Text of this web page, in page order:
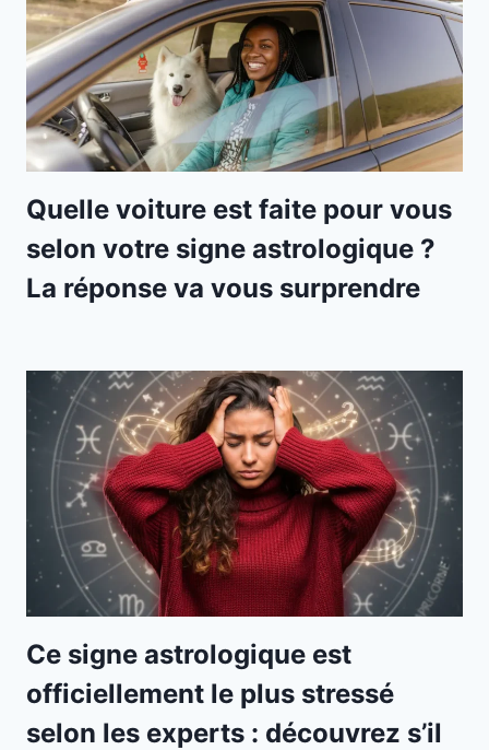
Quelle voiture est faite pour vous
selon votre signe astrologique ?
La réponse va vous surprendre
Ce signe astrologique est
officiellement le plus stressé
selon les experts : découvrez s’il